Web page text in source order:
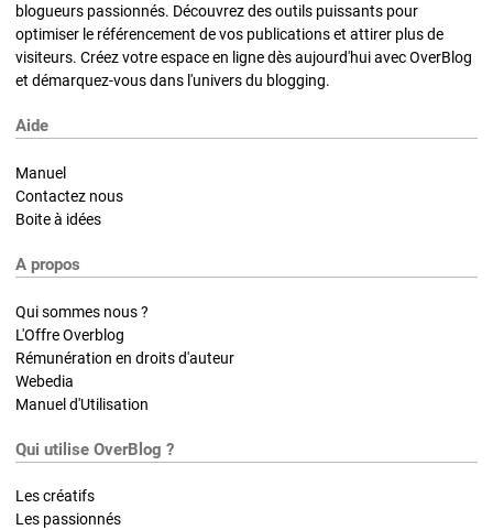
blogueurs passionnés. Découvrez des outils puissants pour
optimiser le référencement de vos publications et attirer plus de
visiteurs. Créez votre espace en ligne dès aujourd'hui avec OverBlog
et démarquez-vous dans l'univers du blogging.
Aide
Manuel
Contactez nous
Boite à idées
A propos
Qui sommes nous ?
L'Offre Overblog
Rémunération en droits d'auteur
Webedia
Manuel d'Utilisation
Qui utilise OverBlog ?
Les créatifs
Les passionnés